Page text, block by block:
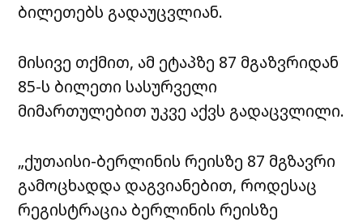
ბილეთებს გადაუცვლიან.
მისივე თქმით, ამ ეტაპზე 87 მგაზვრიდან
85-ს ბილეთი სასურველი
მიმართულებით უკვე აქვს გადაცვლილი.
„ქუთაისი-ბერლინის რეისზე 87 მგზავრი
გამოცხადდა დაგვიანებით, როდესაც
რეგისტრაცია ბერლინის რეისზე